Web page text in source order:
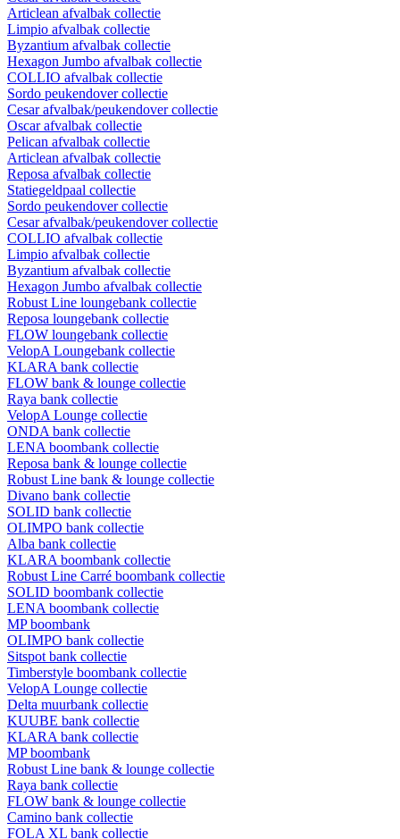
Articlean afvalbak collectie
Limpio afvalbak collectie
Byzantium afvalbak collectie
Hexagon Jumbo afvalbak collectie
COLLIO afvalbak collectie
Sordo peukendover collectie
Cesar afvalbak/peukendover collectie
Oscar afvalbak collectie
Pelican afvalbak collectie
Articlean afvalbak collectie
Reposa afvalbak collectie
Statiegeldpaal collectie
Sordo peukendover collectie
Cesar afvalbak/peukendover collectie
COLLIO afvalbak collectie
Limpio afvalbak collectie
Byzantium afvalbak collectie
Hexagon Jumbo afvalbak collectie
Robust Line loungebank collectie
Reposa loungebank collectie
FLOW loungebank collectie
VelopA Loungebank collectie
KLARA bank collectie
FLOW bank & lounge collectie
Raya bank collectie
VelopA Lounge collectie
ONDA bank collectie
LENA boombank collectie
Reposa bank & lounge collectie
Robust Line bank & lounge collectie
Divano bank collectie
SOLID bank collectie
OLIMPO bank collectie
Alba bank collectie
KLARA boombank collectie
Robust Line Carré boombank collectie
SOLID boombank collectie
LENA boombank collectie
MP boombank
OLIMPO bank collectie
Sitspot bank collectie
Timberstyle boombank collectie
VelopA Lounge collectie
Delta muurbank collectie
KUUBE bank collectie
KLARA bank collectie
MP boombank
Robust Line bank & lounge collectie
Raya bank collectie
FLOW bank & lounge collectie
Camino bank collectie
FOLA XL bank collectie